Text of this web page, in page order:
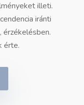
illeti.
iránti
érzékelésben.
érte.